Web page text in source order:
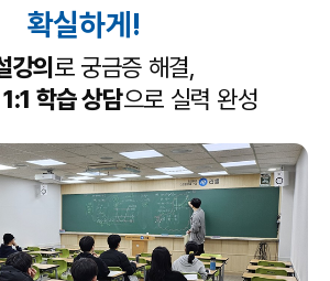
확실하게!
강의 로 궁금증 해결,
1:1 학습 상담으로 실력 완성